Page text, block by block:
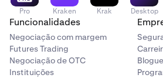
Pro Kraken Krak Desktop
Funcionalidades
Negociação com margem
Futures Trading
Negociação de OTC
Instituições